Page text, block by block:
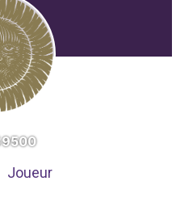
Joueur